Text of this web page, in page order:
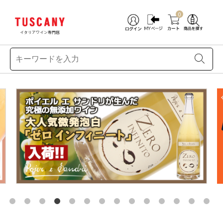
イタリアワイン専門店
0